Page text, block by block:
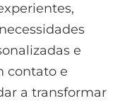
e
contato e
a transformar